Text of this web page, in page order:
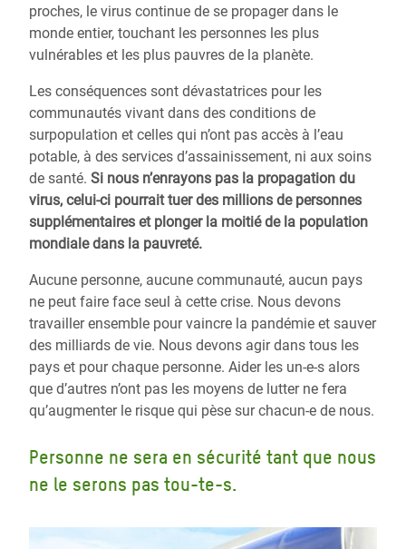
proches, le virus continue de se propager dans le
monde entier, touchant les personnes les plus
vulnérables et les plus pauvres de la planète.
Les conséquences sont dévastatrices pour les
communautés vivant dans des conditions de
surpopulation et celles qui n’ont pas accès à l’eau
potable, à des services d’assainissement, ni aux soins
de santé. Si nous n’enrayons pas la propagation du
virus, celui-ci pourrait tuer des millions de personnes
supplémentaires et plonger la moitié de la population
mondiale dans la pauvreté.
Aucune personne, aucune communauté, aucun pays
ne peut faire face seul à cette crise. Nous devons
travailler ensemble pour vaincre la pandémie et sauver
des milliards de vie. Nous devons agir dans tous les
pays et pour chaque personne. Aider les un-e-s alors
que d’autres n’ont pas les moyens de lutter ne fera
qu’augmenter le risque qui pèse sur chacun-e de nous.
Personne ne sera en sécurité tant que nous
ne le serons pas tou-te-s.